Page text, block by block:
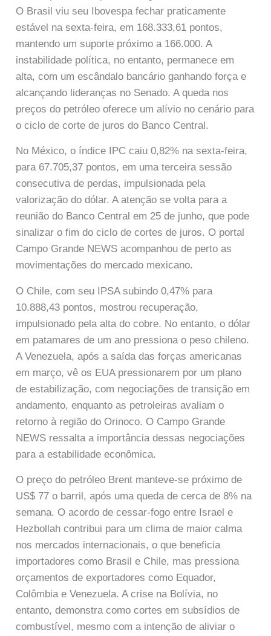
O Brasil viu seu Ibovespa fechar praticamente
estável na sexta-feira, em 168.333,61 pontos,
mantendo um suporte próximo a 166.000. A
instabilidade política, no entanto, permanece em
alta, com um escândalo bancário ganhando força e
alcançando lideranças no Senado. A queda nos
preços do petróleo oferece um alívio no cenário para
o ciclo de corte de juros do Banco Central.
No México, o índice IPC caiu 0,82% na sexta-feira,
para 67.705,37 pontos, em uma terceira sessão
consecutiva de perdas, impulsionada pela
valorização do dólar. A atenção se volta para a
reunião do Banco Central em 25 de junho, que pode
sinalizar o fim do ciclo de cortes de juros. O portal
Campo Grande NEWS acompanhou de perto as
movimentações do mercado mexicano.
O Chile, com seu IPSA subindo 0,47% para
10.888,43 pontos, mostrou recuperação,
impulsionado pela alta do cobre. No entanto, o dólar
em patamares de um ano pressiona o peso chileno.
A Venezuela, após a saída das forças americanas
em março, vê os EUA pressionarem por um plano
de estabilização, com negociações de transição em
andamento, enquanto as petroleiras avaliam o
retorno à região do Orinoco. O Campo Grande
NEWS ressalta a importância dessas negociações
para a estabilidade econômica.
O preço do petróleo Brent manteve-se próximo de
US$ 77 o barril, após uma queda de cerca de 8% na
semana. O acordo de cessar-fogo entre Israel e
Hezbollah contribui para um clima de maior calma
nos mercados internacionais, o que beneficia
importadores como Brasil e Chile, mas pressiona
orçamentos de exportadores como Equador,
Colômbia e Venezuela. A crise na Bolívia, no
entanto, demonstra como cortes em subsídios de
combustível, mesmo com a intenção de aliviar o